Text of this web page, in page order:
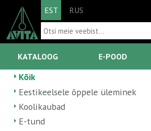
EST RUS
KATALOOG E-POOD
Kõik
Eestikeelsele õppele üleminek
Koolikaubad
E-tund